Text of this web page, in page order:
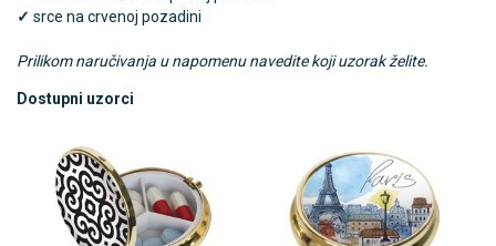
✓ srce na crvenoj pozadini
Prilikom naručivanja u napomenu navedite koji uzorak želite.
Dostupni uzorci